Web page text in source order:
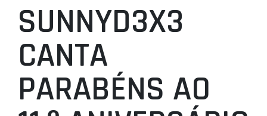
ÚLTIMAS
COMPETIÇÕES
ASSOCIAÇÕES
CLUBES
AGENTES
SUNNYD3X3
CANTA
PARABÉNS AO